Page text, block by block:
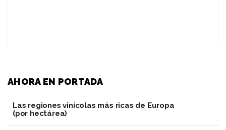
AHORA EN PORTADA
Las regiones vinícolas más ricas de Europa
(por hectárea)